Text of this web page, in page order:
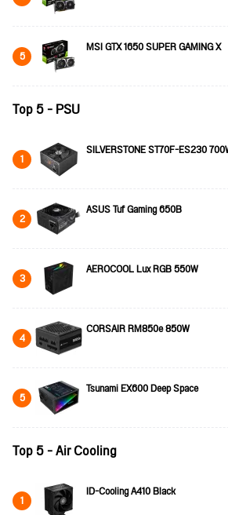
5 MSI GTX 1650 SUPER GAMING X
Top 5 - PSU
1 SILVERSTONE ST70F-ES230
2 ASUS Tuf Gaming 650B
3 AEROCOOL Lux RGB 550W
4 CORSAIR RM850e 850W
5 Tsunami EX600 Deep Space
Top 5 - Air Cooling
1 ID-Cooling A410 Black